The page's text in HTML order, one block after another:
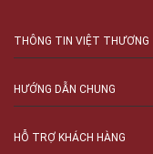
THÔNG TIN VIỆT THƯƠNG
HƯỚNG DẪN CHUNG
HỖ TRỢ KHÁCH HÀNG